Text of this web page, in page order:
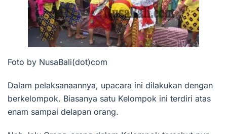
Foto by NusaBali(dot)com
Dalam pelaksanaannya, upacara ini dilakukan dengan
berkelompok. Biasanya satu Kelompok ini terdiri atas
enam sampai delapan orang.